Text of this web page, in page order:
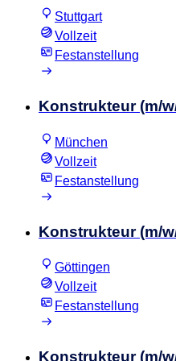
Stuttgart
Vollzeit
Festanstellung
Konstrukteur (m/
München
Vollzeit
Festanstellung
Konstrukteur (m/
Göttingen
Vollzeit
Festanstellung
Konstrukteur (m/